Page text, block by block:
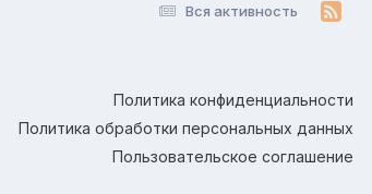
Вся активность
Политика конфиденциальности
Политика обработки персональных данных
Пользовательское соглашение